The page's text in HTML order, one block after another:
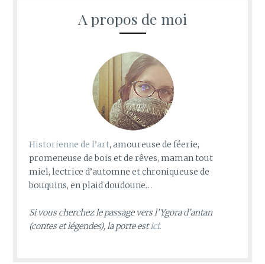
A propos de moi
Historienne de l’art, amoureuse de féerie,
promeneuse de bois et de rêves, maman tout
miel, lectrice d’automne et chroniqueuse de
bouquins, en plaid doudoune…
Si vous cherchez le passage vers l’Ygora d’antan
(contes et légendes), la porte estici.